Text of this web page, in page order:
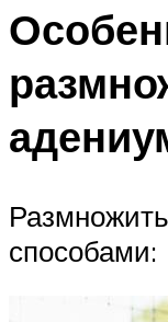
способами: